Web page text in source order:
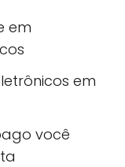
em
em
você